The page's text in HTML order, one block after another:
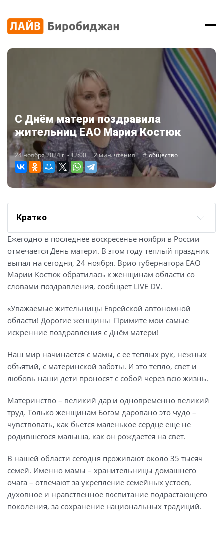
С Днём матери поздравила
жительниц ЕАО Мария Костюк
24 ноября 2024 г. - 12:00 2 мин. чтения общество
Кратко
Ежегодно в последнее воскресенье ноября в России
отмечается День матери. В этом году теплый праздник
выпал на сегодня, 24 ноября. Врио губернатора ЕАО
Марии Костюк обратилась к женщинам области со
словами поздравления, сообщает LIVE DV.
«Уважаемые жительницы Еврейской автономной
области! Дорогие женщины! Примите мои самые
искренние поздравления с Днём матери!
Наш мир начинается с мамы, с ее теплых рук, нежных
объятий, с материнской заботы. И это тепло, свет и
любовь наши дети проносят с собой через всю жизнь.
Материнство – великий дар и одновременно великий
труд. Только женщинам Богом даровано это чудо –
чувствовать, как бьется маленькое сердце еще не
родившегося малыша, как он рождается на свет.
В нашей области сегодня проживают около 35 тысяч
семей. Именно мамы – хранительницы домашнего
очага – отвечают за укрепление семейных устоев,
духовное и нравственное воспитание подрастающего
поколения, за сохранение национальных традиций.